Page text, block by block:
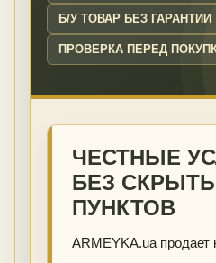
Б/У ТОВАР БЕЗ ГАРАНТИИ
ПРОВЕРКА ПЕРЕД
ЧЕСТНЫЕ
БЕЗ
ПУНКТОВ
ARMEYKA.ua продает